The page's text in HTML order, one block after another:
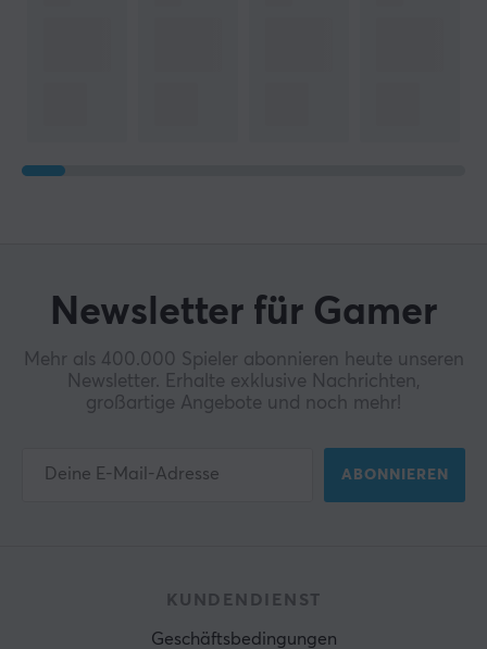
Newsletter für Gamer
Mehr als 400.000 Spieler abonnieren heute unseren
Newsletter. Erhalte exklusive Nachrichten,
großartige Angebote und noch mehr!
ABONNIEREN
KUNDENDIENST
Geschäftsbedingungen